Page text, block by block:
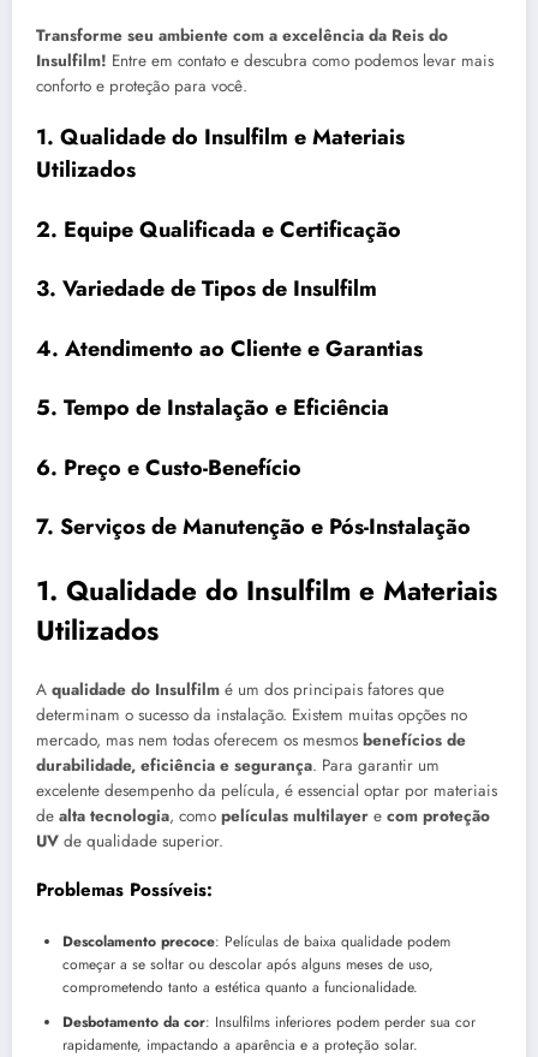
Transforme seu ambiente com a excelência da Reis do
Insulfilm! Entre em contato e descubra como podemos levar mais
conforto e proteção para você.
1. Qualidade do Insulfilm e Materiais
Utilizados
2. Equipe Qualificada e Certificação
3. Variedade de Tipos de Insulfilm
4. Atendimento ao Cliente e Garantias
5. Tempo de Instalação e Eficiência
6. Preço e Custo-Benefício
7. Serviços de Manutenção e Pós-Instalação
1. Qualidade do Insulfilm e Materiais
Utilizados
A qualidade do Insulfilm é um dos principais fatores que
determinam o sucesso da instalação. Existem muitas opções no
mercado, mas nem todas oferecem os mesmos benefícios de
durabilidade, eficiência e segurança. Para garantir um
excelente desempenho da película, é essencial optar por materiais
de alta tecnologia, como películas multilayer e com proteção
UV de qualidade superior.
Problemas Possíveis:
Descolamento precoce: Películas de baixa qualidade podem
começar a se soltar ou descolar após alguns meses de uso,
comprometendo tanto a estética quanto a funcionalidade.
Desbotamento da cor: Insulfilms inferiores podem perder sua cor
rapidamente, impactando a aparência e a proteção solar.